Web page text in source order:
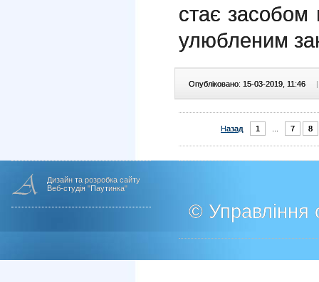
стає засобом
улюбленим
Опубліковано: 15-03-2019, 11:46 |
Назад 1 7 8
Дизайн та розробка сайту
Веб-студія "Паутинка"
© Управління